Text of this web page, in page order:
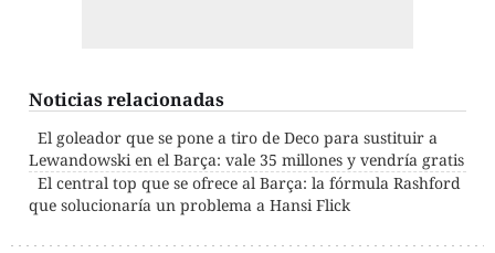
Noticias relacionadas
El goleador que se pone a tiro de Deco para sustituir a
Lewandowski en el Barça: vale 35 millones y vendría gratis
El central top que se ofrece al Barça: la fórmula Rashford
que solucionaría un problema a Hansi Flick